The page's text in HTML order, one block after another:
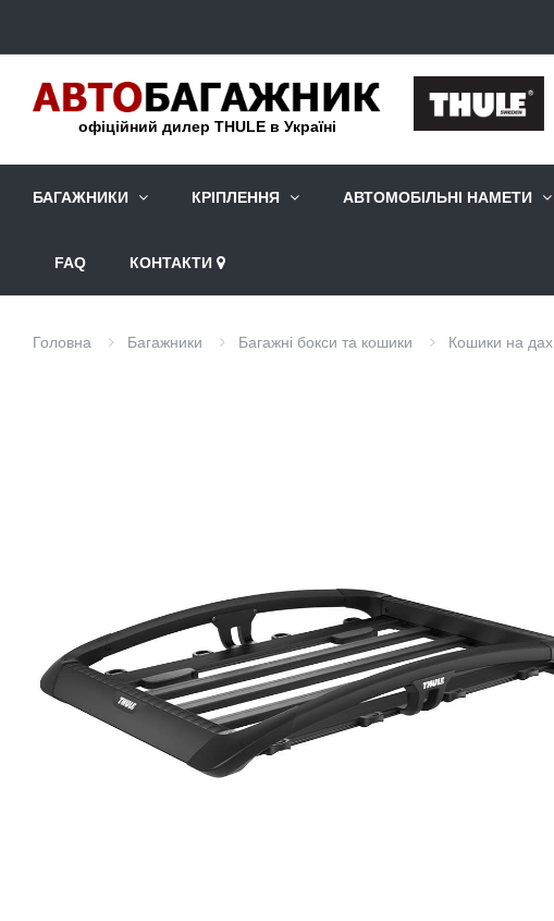
офіційний дилер THULE в Україні
БАГАЖНИКИ КРІПЛЕННЯ АВТОМОБІЛЬНІ НАМЕТИ
FAQ КОНТАКТИ
Головна Багажники Багажні бокси та кошики Кошики на дах